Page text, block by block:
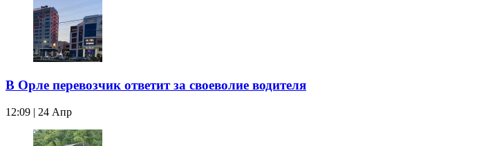
В Орле перевозчик ответит за своеволие водителя
12:09 | 24 Апр